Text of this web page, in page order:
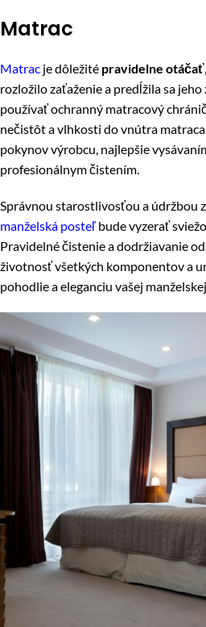
Matrac
Matrac je dôležité pravidelne otáčať
rozložilo zaťaženie a predĺžila sa
používať ochranný matracový
nečistôt a vlhkosti do vnútra
pokynov výrobcu, najlepšie
profesionálnym čistením.
Správnou starostlivosťou a údržbou
manželská posteľ bude vyzerať
Pravidelné čistenie a dodržiavanie
životnosť všetkých komponentov a
pohodlie a eleganciu vašej